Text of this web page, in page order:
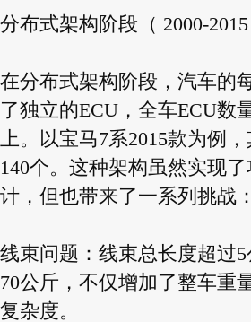
分布式架构阶段（ 2000-2015
在分布式架构阶段，汽车的
了独立的ECU，全车ECU数
上。以宝马7系2015款为例
140个。这种架构虽然实现
计，但也带来了一系列挑战：
线束问题：线束总长度超过
70公斤，不仅增加了整车重
复杂度。